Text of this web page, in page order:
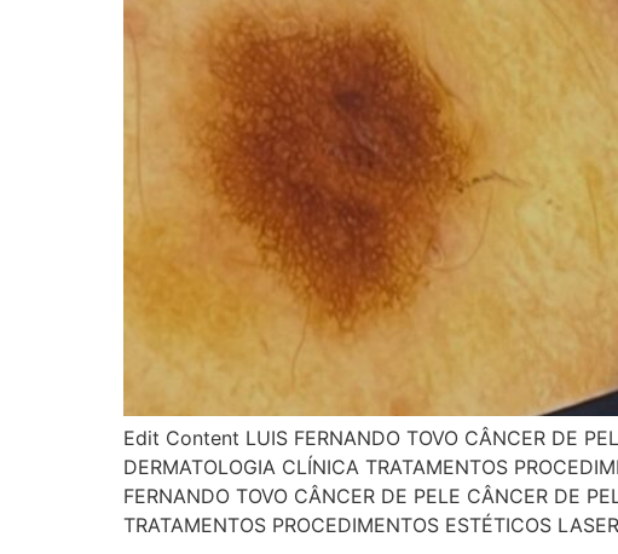
Edit Content LUIS FERNANDO TOVO CÂNCER DE
DERMATOLOGIA CLÍNICA TRATAMENTOS
FERNANDO TOVO CÂNCER DE PELE CÂNCER DE
TRATAMENTOS PROCEDIMENTOS ESTÉTICOS